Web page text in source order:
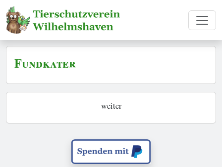
Fundkater
weiter